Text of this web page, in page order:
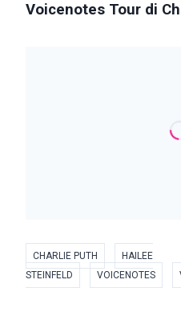
Voicenotes Tour di
CHARLIE PUTH
HAILEE
STEINFELD
VOICENOTES